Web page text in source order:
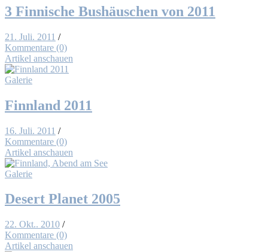
3 Fin­ni­sche Bus­häus­chen von 2011
21. Juli. 2011 /
Kommentare (0)
Artikel anschauen
Galerie
Finn­land 2011
16. Juli. 2011 /
Kommentare (0)
Artikel anschauen
Galerie
De­sert Pla­net 2005
22. Okt.. 2010 /
Kommentare (0)
Artikel anschauen